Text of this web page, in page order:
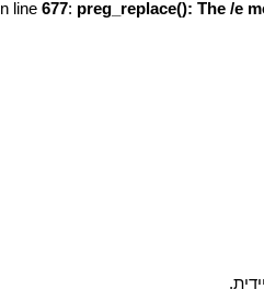
line 677: preg_replace(): The /e